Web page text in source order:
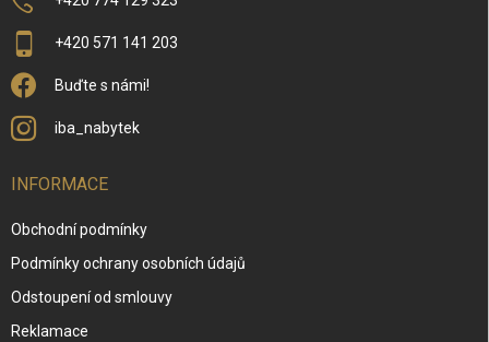
+420 571 141 203
Buďte s námi!
iba_nabytek
INFORMACE
Obchodní podmínky
Podmínky ochrany osobních údajů
Odstoupení od smlouvy
Reklamace